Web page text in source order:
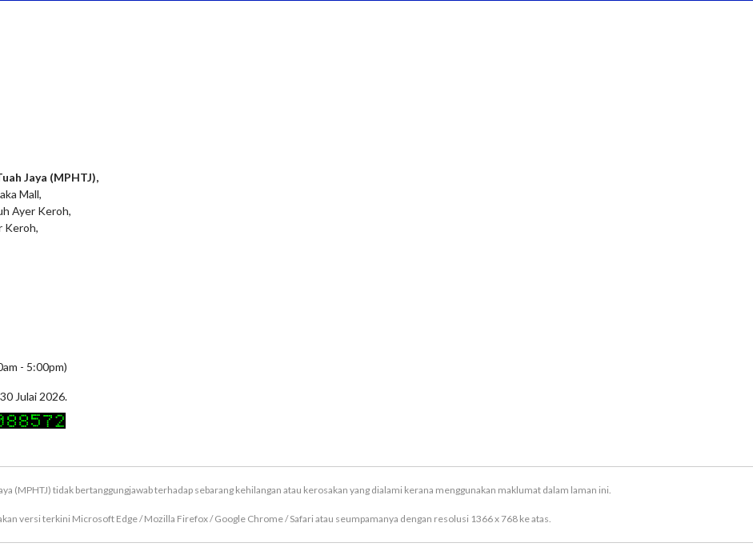
Jaya (MPHTJ),
Mall,
Ayer Keroh,
Keroh,
- 5:00pm)
Julai 2026.
(MPHTJ) tidak bertanggungjawab terhadap sebarang kehilangan atau kerosakan yang dialami kerana menggunakan maklumat dalam laman ini.
versi terkini Microsoft Edge / Mozilla Firefox / Google Chrome / Safari atau seumpamanya dengan resolusi 1366 x 768 ke atas.